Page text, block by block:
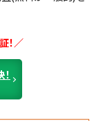
！／